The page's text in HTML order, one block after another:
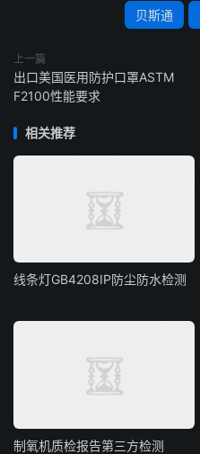
贝斯通
上一篇
出口美国医用防护口罩ASTM
F2100性能要求
相关推荐
线条灯GB4208IP防尘防水检测
制氧机质检报告第三方检测